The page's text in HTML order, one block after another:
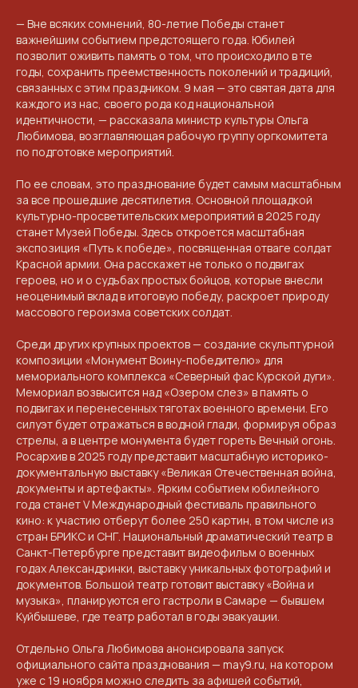
— Вне всяких сомнений, 80-летие Победы станет
важнейшим событием предстоящего года. Юбилей
позволит оживить память о том, что происходило в те
годы, сохранить преемственность поколений и традиций,
связанных с этим праздником. 9 мая — это святая дата для
каждого из нас, своего рода код национальной
идентичности, — рассказала министр культуры Ольга
Любимова, возглавляющая рабочую группу оргкомитета
по подготовке мероприятий.
По ее словам, это празднование будет самым масштабным
за все прошедшие десятилетия. Основной площадкой
культурно-просветительских мероприятий в 2025 году
станет Музей Победы. Здесь откроется масштабная
экспозиция «Путь к победе», посвященная отваге солдат
Красной армии. Она расскажет не только о подвигах
героев, но и о судьбах простых бойцов, которые внесли
неоценимый вклад в итоговую победу, раскроет природу
массового героизма советских солдат.
Среди других крупных проектов — создание скульптурной
композиции «Монумент Воину-победителю» для
мемориального комплекса «Северный фас Курской дуги».
Мемориал возвысится над «Озером слез» в память о
подвигах и перенесенных тяготах военного времени. Его
силуэт будет отражаться в водной глади, формируя образ
стрелы, а в центре монумента будет гореть Вечный огонь.
Росархив в 2025 году представит масштабную историко-
документальную выставку «Великая Отечественная война,
документы и артефакты». Ярким событием юбилейного
года станет V Международный фестиваль правильного
кино: к участию отберут более 250 картин, в том числе из
стран БРИКС и СНГ. Национальный драматический театр в
Санкт-Петербурге представит видеофильм о военных
годах Александринки, выставку уникальных фотографий и
документов. Большой театр готовит выставку «Война и
музыка», планируются его гастроли в Самаре — бывшем
Куйбышеве, где театр работал в годы эвакуации.
Отдельно Ольга Любимова анонсировала запуск
официального сайта празднования — may9.ru, на котором
уже с 19 ноября можно следить за афишей событий,